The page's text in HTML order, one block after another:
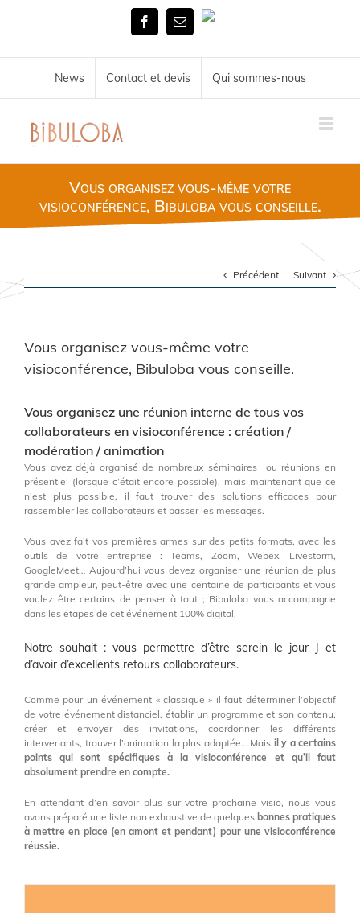
FacebookEmail
Tél.
News Contact et devis Qui sommes-nous
Vous organisez vous-même votre
visioconférence, Bibuloba vous conseille.
Précédent Suivant
Vous organisez vous-même votre
visioconférence, Bibuloba vous conseille.
Vous organisez une réunion interne de tous vos
collaborateurs en visioconférence : création /
modération / animation
Vous avez déjà organisé de nombreux séminaires ou réunions en
présentiel (lorsque c’était encore possible), mais maintenant que ce
n’est plus possible, il faut trouver des solutions efficaces pour
rassembler les collaborateurs et passer les messages.
Vous avez fait vos premières armes sur des petits formats, avec les
outils de votre entreprise : Teams, Zoom, Webex, Livestorm,
GoogleMeet… Aujourd’hui vous devez organiser une réunion de plus
grande ampleur, peut-être avec une centaine de participants et vous
voulez être certains de penser à tout ; Bibuloba vous accompagne
dans les étapes de cet événement 100% digital.
Notre souhait : vous permettre d’être serein le jour J et
d’avoir d’excellents retours collaborateurs.
Comme pour un événement « classique » il faut déterminer l’objectif
de votre événement distanciel, établir un programme et son contenu,
créer et envoyer des invitations, coordonner les différents
intervenants, trouver l’animation la plus adaptée… Mais il y a certains
points qui sont spécifiques à la visioconférence et qu’il faut
absolument prendre en compte.
En attendant d’en savoir plus sur votre prochaine visio, nous vous
avons préparé une liste non exhaustive de quelques bonnes pratiques
à mettre en place (en amont et pendant) pour une visioconférence
réussie.